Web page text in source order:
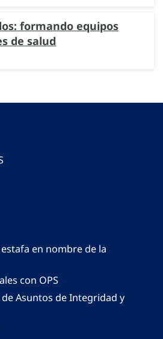
formando equipos
de salud
en nombre de la
con OPS
Asuntos de Integridad y